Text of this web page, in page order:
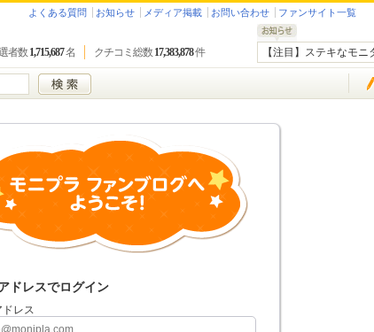
よくある質問 お知らせ メディア掲載 お問い合わせ ファンサイト一覧
【注目】ステキなモニ
者数 1,715,687名 クチコミ総数 17,383,878件
ドレスでログイン
ドレス